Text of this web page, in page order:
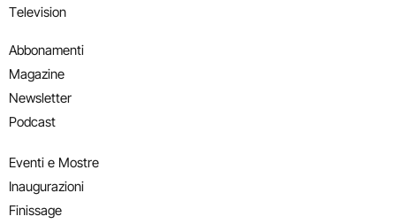
Television
Abbonamenti
Magazine
Newsletter
Podcast
Eventi e Mostre
Inaugurazioni
Finissage